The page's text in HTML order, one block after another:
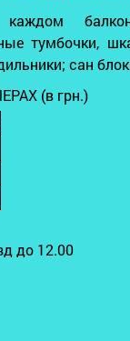
тумбочки,
сан
(в грн.)
до 12.00